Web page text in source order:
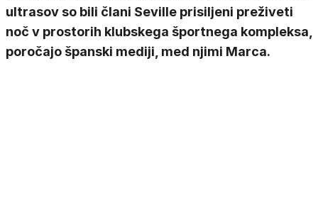
ultrasov so bili člani Seville prisiljeni preživeti
noč v prostorih klubskega športnega kompleksa,
poročajo španski mediji, med njimi Marca.